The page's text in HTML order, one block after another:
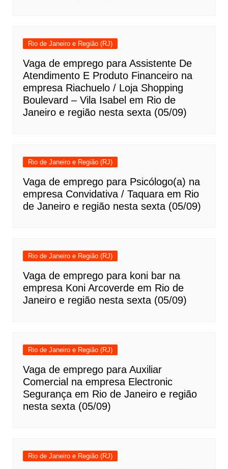
Rio de Janeiro e Região (RJ)
Vaga de emprego para Assistente De
Atendimento E Produto Financeiro na
empresa Riachuelo / Loja Shopping
Boulevard – Vila Isabel em Rio de
Janeiro e região nesta sexta (05/09)
Rio de Janeiro e Região (RJ)
Vaga de emprego para Psicólogo(a) na
empresa Convidativa / Taquara em Rio
de Janeiro e região nesta sexta (05/09)
Rio de Janeiro e Região (RJ)
Vaga de emprego para koni bar na
empresa Koni Arcoverde em Rio de
Janeiro e região nesta sexta (05/09)
Rio de Janeiro e Região (RJ)
Vaga de emprego para Auxiliar
Comercial na empresa Electronic
Segurança em Rio de Janeiro e região
nesta sexta (05/09)
Rio de Janeiro e Região (RJ)